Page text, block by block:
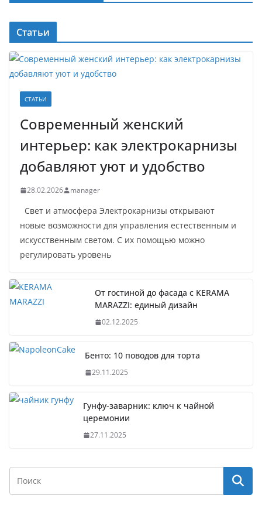
Статьи
СТАТЬИ
Современный женский
интерьер: как электрокарнизы
добавляют уют и удобство
28.02.2026 manager
Свет и атмосфера Электрокарнизы открывают
новые возможности для управления естественным и
искусственным светом. С их помощью можно
регулировать уровень
От гостиной до фасада с KERAMA
MARAZZI: единый дизайн
02.12.2025
Бенто: 10 поводов для торта
29.11.2025
Гунфу-заварник: ключ к чайной
церемонии
27.11.2025